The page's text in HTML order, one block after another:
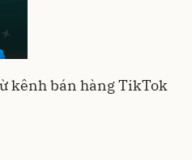
kênh bán hàng TikTok